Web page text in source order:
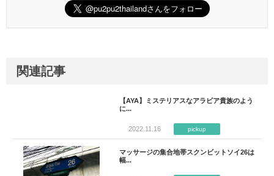
関連記事
【AYA】ミステリアスなアラビア貴族のよう
に...
2022.11.16 pickup
マッサージの集合地帯スクンビットソイ26は
幅...